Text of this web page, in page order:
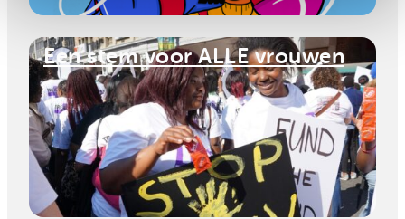
Een stem voor ALLE vrouwen